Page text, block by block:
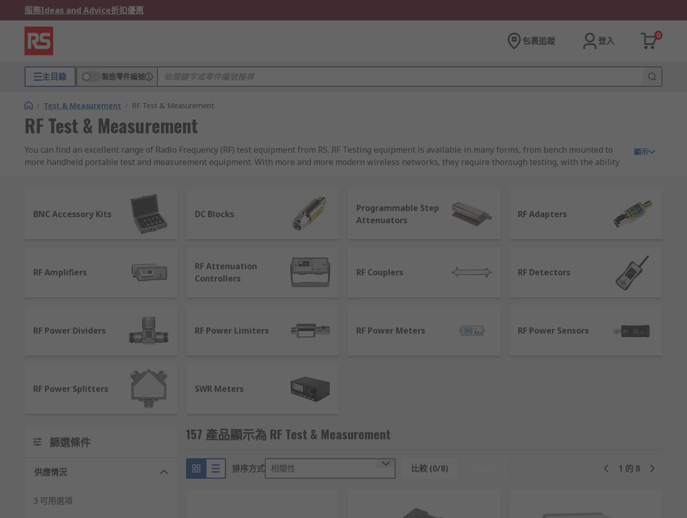
服務Ideas and Advice折扣優惠
包裹追蹤 登入
0
主目錄 製造零件編號
/ Test & Measurement / RF Test & Measurement
RF Test & Measurement
You can find an excellent range of Radio Frequency (RF) test equipment from RS. RF Testing equipment is available in many forms, from bench mounted to
more handheld portable test and measurement equipment. With more and more modern wireless networks, they require thorough testing, with the ability
Types of RF Testing Equipment
Programmable Attenuators
- Used to carry signals from audio and visual equipment. RF Cables are easily identified with a single pin that plugs into an RF socket coupled
with a threaded piece of metal for a secure connection.
RF Amplifiers
- come in a variety of forms that functions across the radio frequencies, from a few MHz to GHz. A vital role at the last stage to deliver an
RF signal to a specified power level for the aerial.
顯示
BNC Accessory Kits DC Blocks
Programmable Step
Attenuators
RF Adapters
RF Amplifiers
RF Attenuation
Controllers
RF Couplers RF Detectors
RF Power Dividers RF Power Limiters RF Power Meters RF Power Sensors
RF Power Splitters SWR Meters
篩選條件
供應情況
3 可用選項
157 產品顯示為 RF Test & Measurement
排序方式 相關性 比較 (0/8) 1 的 8